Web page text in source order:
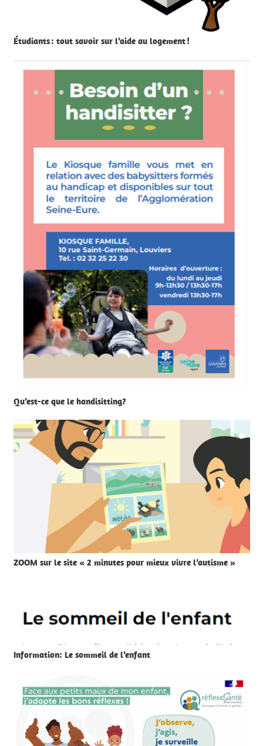
Étudiants : tout savoir sur l’aide au logement !
Qu’est-ce que le handisitting?
ZOOM sur le site « 2 minutes pour mieux vivre l’autisme »
Information: Le sommeil de l’enfant